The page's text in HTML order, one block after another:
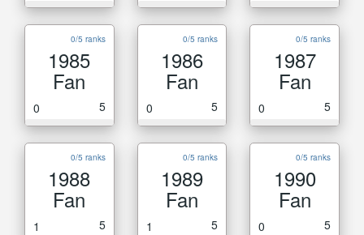
0/5 ranks
1985
Fan
0 5
0/5 ranks
1986
Fan
0 5
0/5 ranks
1987
Fan
0 5
0/5 ranks
1988
Fan
1 5
0/5 ranks
1989
Fan
1 5
0/5 ranks
1990
Fan
0 5